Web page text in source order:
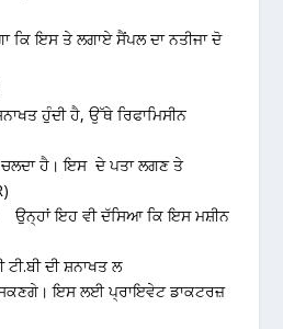
ਕਿ ਇਸ ਤੇ ਲਗਾਏ ਸੈਂਪਲ ਦਾ ਨਤੀਜਾ ਦੋ
ਹੁੰਦੀ ਹੈ, ਉੱਥੇ ਰਿਫਾਮਿਸੀਨ
ਚਲਦਾ ਹੈ। ਇਸ ਦੇ ਪਤਾ ਲਗਣ ਤੇ
ਉਨ੍ਹਾਂ ਇਹ ਵੀ ਦੱਸਿਆ ਕਿ ਇਸ ਮਸ਼ੀਨ
ਦੀ ਸ਼ਨਾਖਤ ਲ
ਇਸ ਲਈ ਪ੍ਰਾਇਵੇਟ ਡਾਕਟਰਜ਼